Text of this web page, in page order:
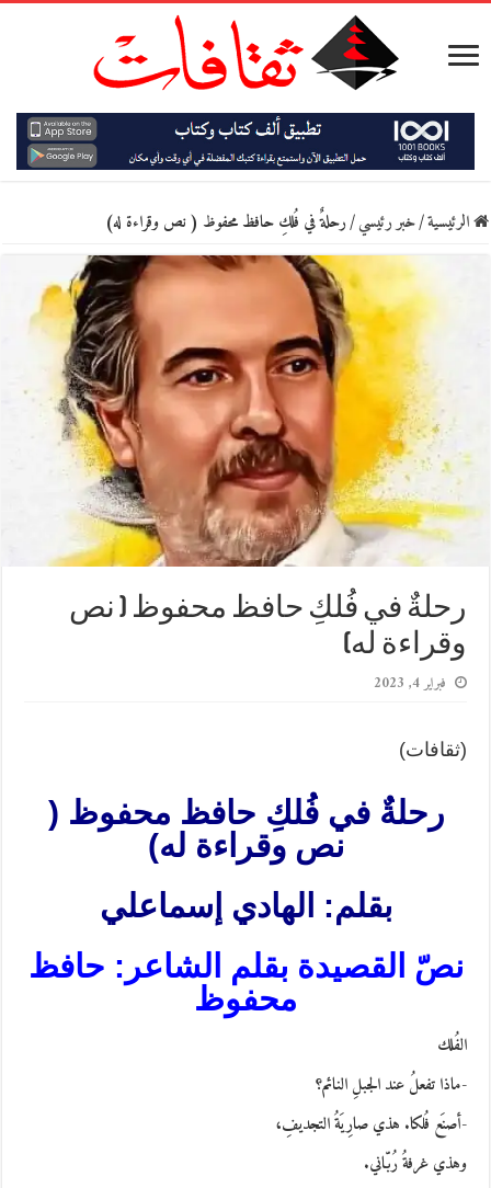
الرئيسية/خبر رئيسي/رحلةٌ في فُلكِ حافظ محفوظ ( نص وقراءة له)
رحلةٌ في فُلكِ حافظ محفوظ ( نص
وقراءة له)
فبراير 4, 2023
(ثقافات)
رحلةٌ في فُلكِ حافظ محفوظ (
نص وقراءة له)
بقلم: الهادي إسماعلي
نصّ القصيدة بقلم الشاعر: حافظ
محفوظ
الفُلك
-ماذا تفعلُ عند الجبلِ النائم؟
-أصنَع فُلكا. هذي صارِيَةُ التجديفِ،
وهذي غرفةُ رُبّاني.